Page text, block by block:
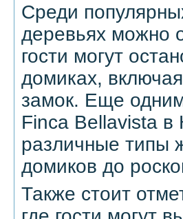
Среди
деревьях можно
гости могут
домиках,
замок. Еще
Finca Bellavista в
различные типы
домиков до
Также стоит